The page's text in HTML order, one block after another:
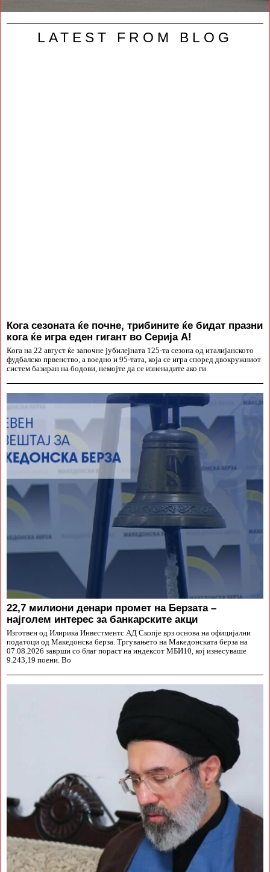
LATEST FROM BLOG
Кога сезоната ќе почне, трибините ќе бидат празни
кога ќе игра еден гигант во Серија А!
Кога на 22 август ќе започне јубилејната 125-та сезона од италијанското
фудбалско првенство, а воедно и 95-тата, која се игра според двокружниот
систем базиран на бодови, немојте да се изненадите ако ги
22,7 милиони денари промет на Берзата –
најголем интерес за банкарските акци
Изготвен од Илирика Инвестментс АД Скопје врз основа на официјални
податоци од Македонска берза. Тргувањето на Македонската берза на
07.08.2026 заврши со благ пораст на индексот МБИ10, кој изнесуваше
9.243,19 поени. Во